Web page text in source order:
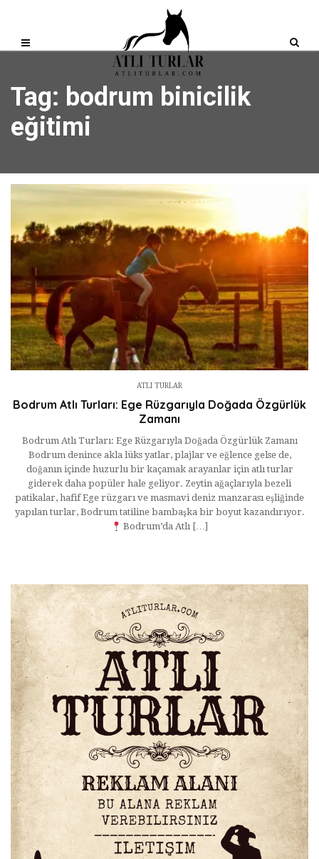
Tag: bodrum binicilik
eğitimi
ATLI TURLAR
Bodrum Atlı Turları: Ege Rüzgarıyla Doğada Özgürlük
Zamanı
Bodrum Atlı Turları: Ege Rüzgarıyla Doğada Özgürlük Zamanı
Bodrum denince akla lüks yatlar, plajlar ve eğlence gelse de,
doğanın içinde huzurlu bir kaçamak arayanlar için atlı turlar
giderek daha popüler hale geliyor. Zeytin ağaçlarıyla bezeli
patikalar, hafif Ege rüzgarı ve masmavi deniz manzarası eşliğinde
yapılan turlar, Bodrum tatiline bambaşka bir boyut kazandırıyor.
Bodrum’da Atlı […]